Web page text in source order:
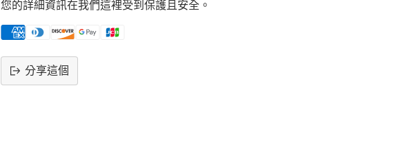
您的詳細資訊在我們這裡受到保護且安全。
分享這個